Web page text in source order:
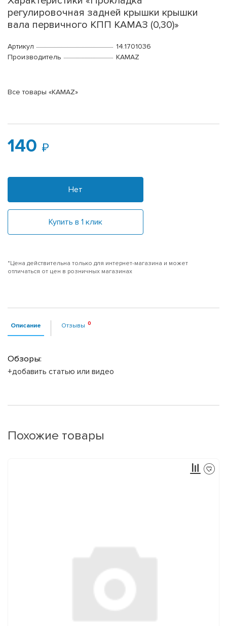
регулировочная задней крышки крышки
вала первичного КПП КАМАЗ (0,30)»
Артикул
14.1701036
Производитель
KAMAZ
Все товары «KAMAZ»
140
Нет
Купить в 1 клик
*Цена действительна только для интернет-магазина и может
отличаться от цен в розничных магазинах
Описание Отзывы
Обзоры:
+добавить статью или видео
Похожие товары